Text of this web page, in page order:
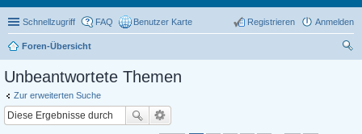
Schnellzugriff FAQ Benutzer Karte Anmelden
Registrieren
Foren-Übersicht
Unbeantwortete Themen
Zur erweiterten Suche